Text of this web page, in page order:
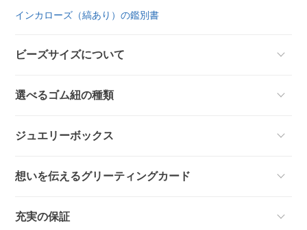
インカローズ（縞あり）の鑑別書
ビーズサイズについて
選べるゴム紐の種類
ジュエリーボックス
想いを伝えるグリーティングカード
充実の保証